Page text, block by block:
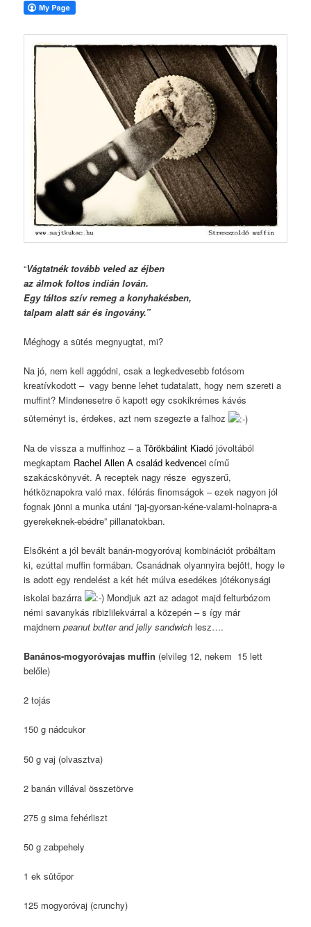
“Vágtatnék tovább veled az éjben
az álmok foltos indián lován.
Egy táltos szív remeg a konyhakésben,
talpam alatt sár és ingovány.”
Méghogy a sütés megnyugtat, mi?
Na jó, nem kell aggódni, csak a legkedvesebb fotósom
kreatívkodott – vagy benne lehet tudatalatt, hogy nem szereti a
muffint? Mindenesetre ő kapott egy csokikrémes kávés
süteményt is, érdekes, azt nem szegezte a falhoz
Na de vissza a muffinhoz – aTörökbálint Kiadó jóvoltából
megkaptam Rachel Allen A család kedvencei című
szakácskönyvét. A receptek nagy része egyszerű,
hétköznapokra való max. félórás finomságok – ezek nagyon jól
fognak jönni a munka utáni “jaj-gyorsan-kéne-valami-holnapra-a
gyerekeknek-ebédre” pillanatokban.
Elsőként a jól bevált banán-mogyoróvaj kombinációt próbáltam
ki, ezúttal muffin formában. Csanádnak olyannyira bejött, hogy le
is adott egy rendelést a két hét múlva esedékes jótékonysági
iskolai bazárra
Mondjuk azt az adagot majd felturbózom
némi savanykás ribizlilekvárral a közepén – s így már
majdnempeanut butter and jelly sandwichlesz….
Banános-mogyoróvajas muffin (elvileg 12, nekem 15 lett
belőle)
2 tojás
150 g nádcukor
50 g vaj (olvasztva)
2 banán villával összetörve
275 g sima fehérliszt
50 g zabpehely
1 ek sütőpor
125 mogyoróvaj (crunchy)